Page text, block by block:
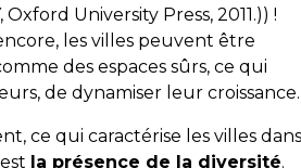
Oxford University Press, 2011.)) !
les villes peuvent être
des espaces sûrs, ce qui
de dynamiser leur croissance.
ce qui caractérise les villes dans
la présence de la diversité.